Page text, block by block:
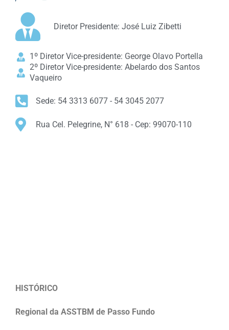
Diretor Presidente: José Luiz Zibetti
1º Diretor Vice-presidente: George Olavo Portella
2º Diretor Vice-presidente: Abelardo dos Santos
Vaqueiro
Sede: 54 3313 6077 - 54 3045 2077
Rua Cel. Pelegrine, N° 618 - Cep: 99070-110
HISTÓRICO
Regional da ASSTBM de Passo Fundo